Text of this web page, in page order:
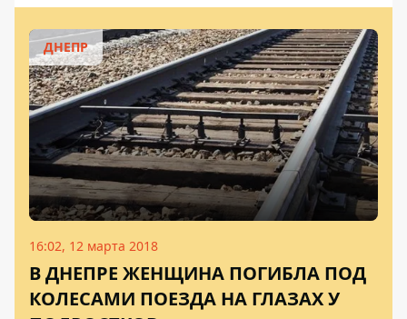
ДНЕПР
16:02, 12 марта 2018
В ДНЕПРЕ ЖЕНЩИНА ПОГИБЛА ПОД
КОЛЕСАМИ ПОЕЗДА НА ГЛАЗАХ У